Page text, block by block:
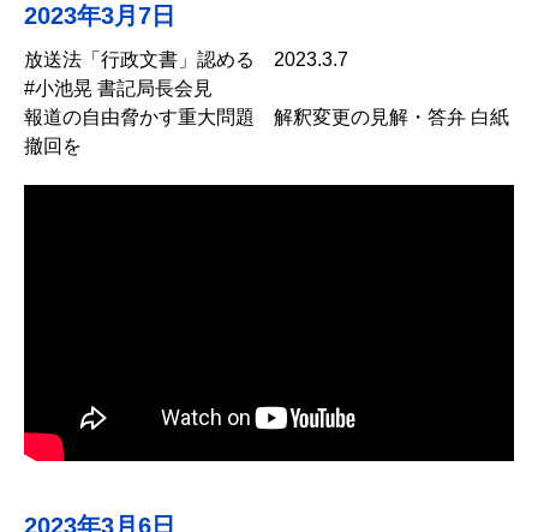
2023年3月7日
放送法「行政文書」認める 2023.3.7
#小池晃 書記局長会見
報道の自由脅かす重大問題 解釈変更の見解・答弁 白紙
撤回を
2023年3月6日